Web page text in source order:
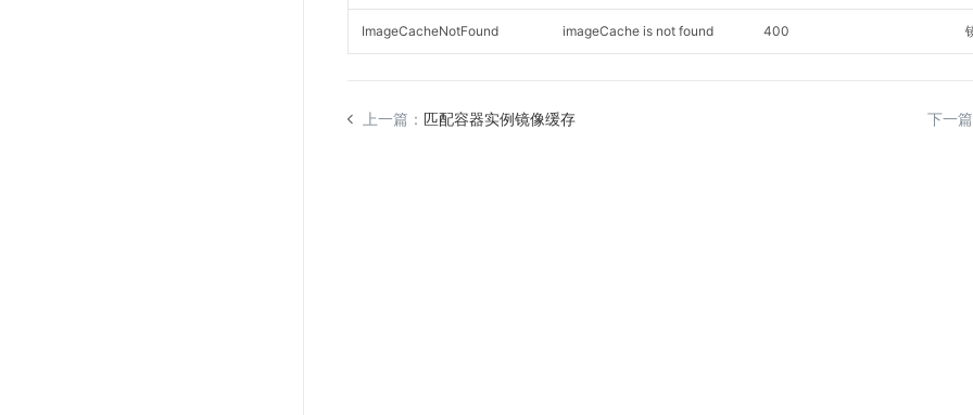
ImageCacheNotFound imageCache is not found 400
上一篇： 匹配容器实例镜像缓存 下一